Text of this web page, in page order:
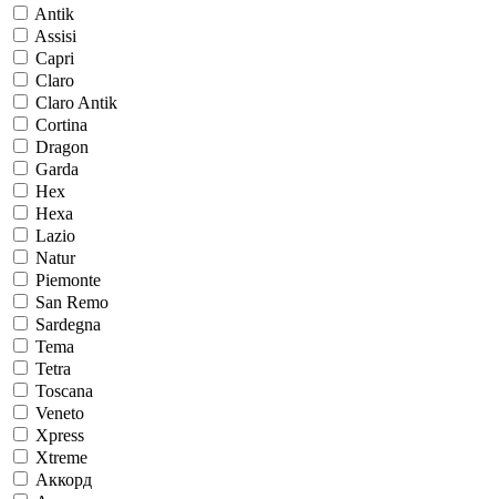
Antik
Assisi
Capri
Claro
Claro Antik
Cortina
Dragon
Garda
Hex
Hexa
Lazio
Natur
Piemonte
San Remo
Sardegna
Tema
Tetra
Toscana
Veneto
Xpress
Xtreme
Аккорд